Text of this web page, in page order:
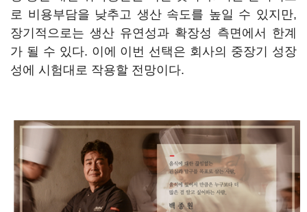
로 비용부담을 낮추고 생산 속도를 높일 수 있지만,
장기적으로는 생산 유연성과 확장성 측면에서 한계
가 될 수 있다. 이에 이번 선택은 회사의 중장기 성장
성에 시험대로 작용할 전망이다.